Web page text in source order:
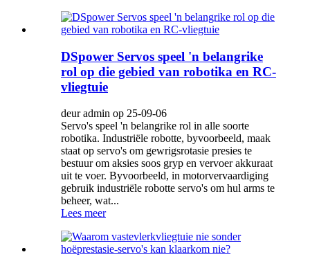
DSpower Servos speel 'n belangrike
rol op die gebied van robotika en RC-
vliegtuie
deur admin op 25-09-06
Servo's speel 'n belangrike rol in alle soorte
robotika. Industriële robotte, byvoorbeeld, maak
staat op servo's om gewrigsrotasie presies te
bestuur om aksies soos gryp en vervoer akkuraat
uit te voer. Byvoorbeeld, in motorvervaardiging
gebruik industriële robotte servo's om hul arms te
beheer, wat...
Lees meer